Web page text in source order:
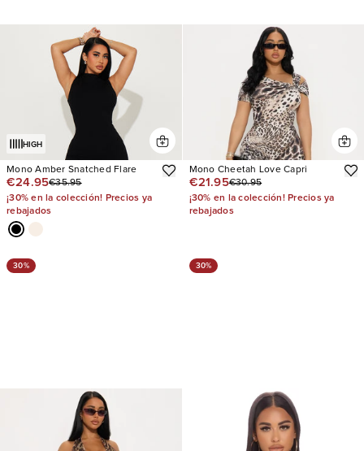
HIGH
Mono Amber Snatched Flare
€24.95€35.95
¡30% en la colección! Precios ya
rebajados
Mono Cheetah Love Capri
€21.95€30.95
¡30% en la colección! Precios ya
rebajados
30% 30%